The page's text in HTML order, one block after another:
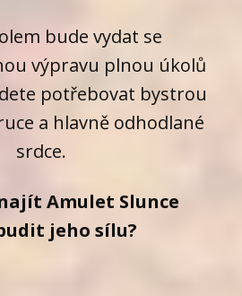
bude vydat se
výpravu plnou úkolů
potřebovat bystrou
a hlavně odhodlané
srdce.
Amulet Slunce
jeho sílu?